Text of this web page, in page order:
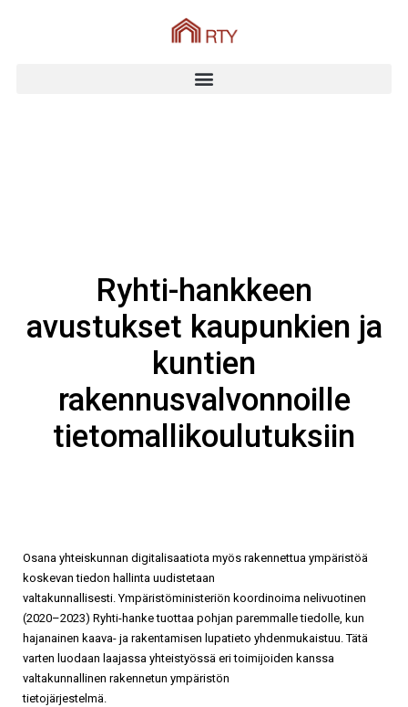
Ryhti-hankkeen
avustukset kaupunkien ja
kuntien
rakennusvalvonnoille
tietomallikoulutuksiin
Osana yhteiskunnan digitalisaatiota myös rakennettua ympäristöä
koskevan tiedon hallinta uudistetaan
valtakunnallisesti. Ympäristöministeriön koordinoima nelivuotinen
(2020–2023) Ryhti-hanke tuottaa pohjan paremmalle tiedolle, kun
hajanainen kaava- ja rakentamisen lupatieto yhdenmukaistuu. Tätä
varten luodaan laajassa yhteistyössä eri toimijoiden kanssa
valtakunnallinen rakennetun ympäristön
tietojärjestelmä.